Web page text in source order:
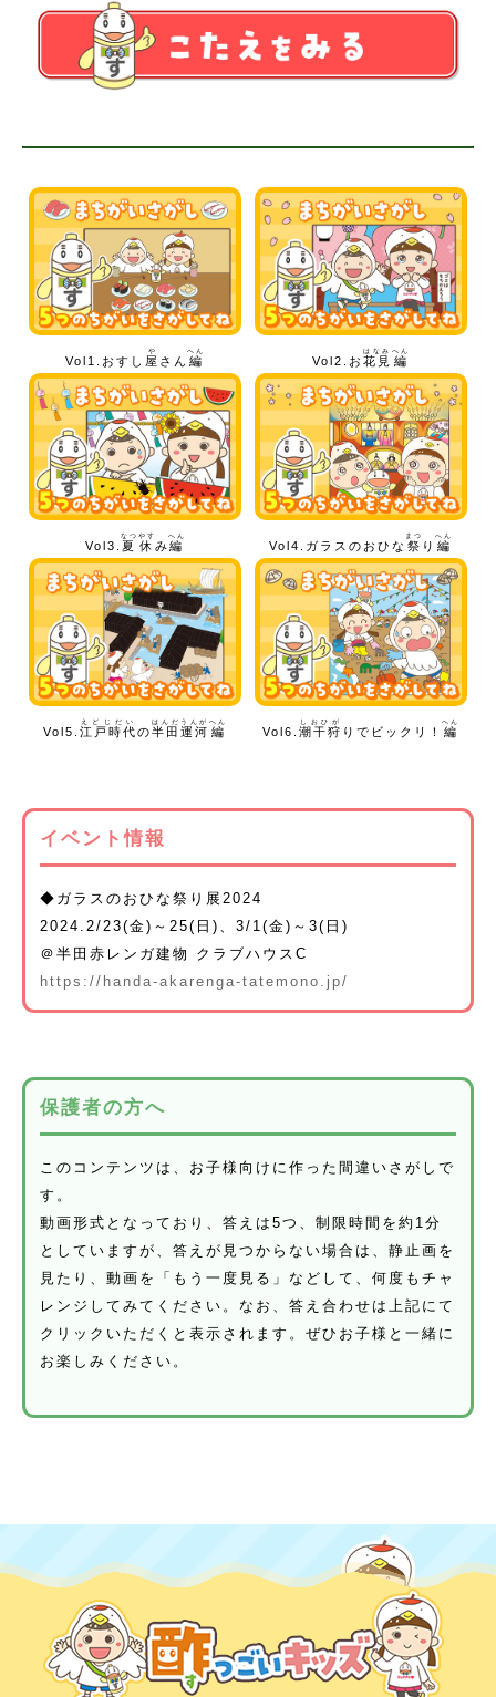
Vol1.おすし 屋
や
さん 編
へん
Vol2.お花見
はなみ
編
へん
Vol3. 夏休
なつやす
み編
へん
Vol4.ガラスのおひな 祭
まつ
り 編
へん
Vol5. 江戸時代
えどじだい
の半田運河
はんだうんが
編
へん
Vol6. 潮干狩
しおひが
りでビックリ！ 編
へん
イベント情報
◆ガラスのおひな祭り展2024
2024.2/23(金)～25(日)、3/1(金)～3(日)
＠半田赤レンガ建物 クラブハウスC
https://handa-akarenga-tatemono.jp/
保護者の方へ
このコンテンツは、お子様向けに作った間違いさがしで
す。
動画形式となっており、答えは5つ、制限時間を約1分
としていますが、答えが見つからない場合は、静止画を
見たり、動画を「もう一度見る」などして、何度もチャ
レンジしてみてください。なお、答え合わせは上記にて
クリックいただくと表示されます。ぜひお子様と一緒に
お楽しみください。